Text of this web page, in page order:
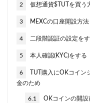
2 仮想通貨$TUTを買う
3 MEXCの口座開設方法
4 二段階認証の設定を
5 本人確認(KYC)をする
6
TUT購入にOKコイン
金のため
6.1
OKコインの開